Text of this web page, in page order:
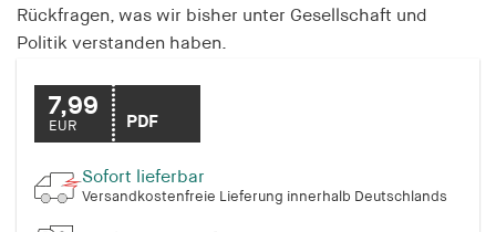
Rückfragen, was wir bisher unter Gesellschaft und
Politik verstanden haben.
7,99
EUR PDF
Sofort lieferbar
Versandkostenfreie Lieferung innerhalb Deutschlands
Anbieter:
hamburger-edition.de
Zweck:
Speichert den Zustimmungsstatus des Benutzers
für Cookies auf der aktuellen Domäne.
Cookie Laufzeit:
1 Jahr